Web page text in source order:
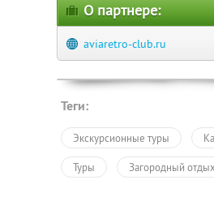
О партнере:
aviaretro-club.ru
Теги:
Экскурсионные туры
Туры Загородный отдых